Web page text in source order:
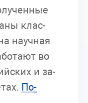
клас­
на­уч­ная
во
и за­
По­